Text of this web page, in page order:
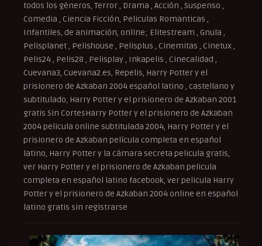
todos los géneros, Terror , Drama , Acción , Suspenso ,
Comedia , Ciencia Ficción, Peliculas Romanticas ,
Infantiles, de animación, online; Elitestream , Gnula ,
Pelisplanet , Pelishouse , Pelisplus , Cinemitas , Cinetux ,
Pelis24 , Pelis28 , Pelisplay , Inkapelis , Cinecalidad ,
Cuevana3, Cuevana2.es, Repelis, Harry Potter y el
prisionero de Azkaban 2004 español latino , castellano y
subtitulado, Harry Potter y el prisionero de Azkaban 2001
gratis Sin CortesHarry Potter y el prisionero de Azkaban
2004 pelicula online subtitulada 2004, Harry Potter y el
prisionero de Azkaban película completa en español
latino, Harry Potter y la cámara secreta pelicula gratis,
ver Harry Potter y el prisionero de Azkaban pelicula
completa en español latino facebook, ver pelicula Harry
Potter y el prisionero de Azkaban 2004 online en español
latino gratis sin registrarse